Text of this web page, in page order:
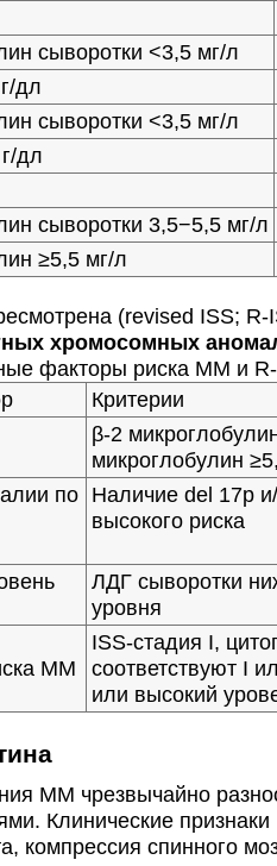
сыворотки <3,5 мг/л
дл
сыворотки <3,5 мг/л
дл
сыворотки 3,5−5,5 мг/л
≥5,5 мг/л
(revised ISS; R-
хромосомных
факторы риска ММ и
Критерии
β-2
микроглобулин
по
Наличие del 17p
высокого риска
ЛДГ сыворотки
уровня
ММ
ISS-стадия I,
соответствуют I
или высокий
ММ чрезвычайно
Клинические
компрессия спинного